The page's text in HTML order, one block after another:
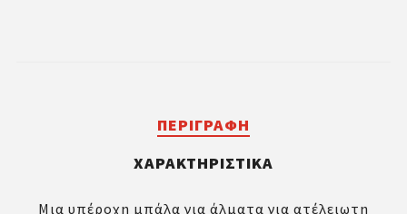
ΠΕΡΙΓΡΑΦΉ
ΧΑΡΑΚΤΗΡΙΣΤΙΚΆ
Μια υπέροχη μπάλα για άλματα για ατέλειωτη